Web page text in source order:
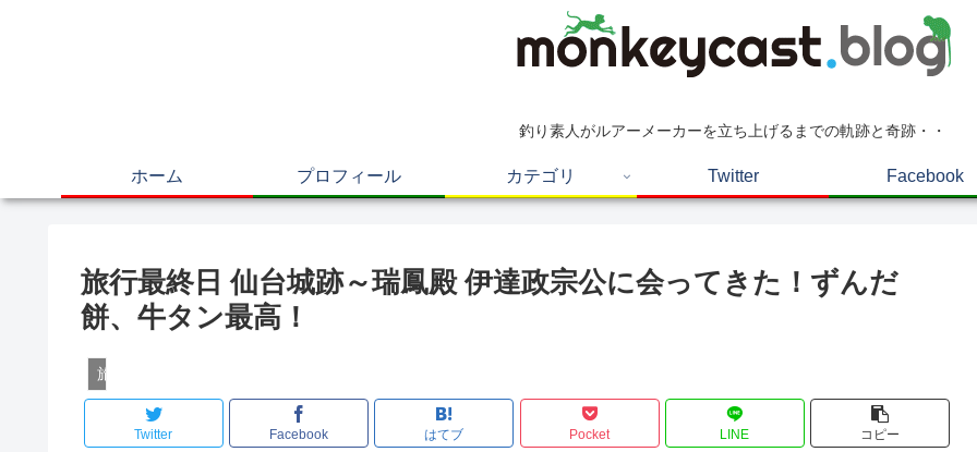
釣り素人がルアーメーカーを立ち上げるまでの軌跡と奇跡・・
ホーム プロフィール カテゴリ Twitter Facebook
旅行最終日 仙台城跡～瑞鳳殿 伊達政宗公に会ってきた！ずんだ
餅、牛タン最高！
旅行記
Twitter Facebook はてブ Pocket LINE コピー